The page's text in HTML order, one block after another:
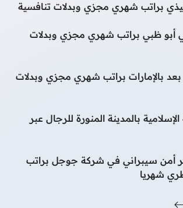
براتب شهري مجزي وبدلات تنافسية
أبو ظبي براتب شهري مجزي وبدلات
بالإمارات براتب شهري مجزي وبدلات
بالمدينة المنورة للرجال عبر
أمن سيبراني في شركة جوجل براتب